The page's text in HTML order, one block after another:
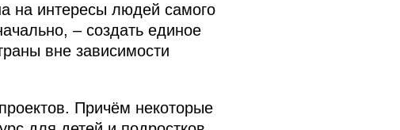
на интересы людей самого
– создать единое
вне зависимости
Причём некоторые